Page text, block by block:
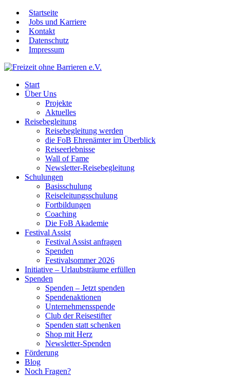
Startseite
Jobs und Karriere
Kontakt
Datenschutz
Impressum
Start
Über Uns
Projekte
Aktuelles
Reisebegleitung
Reisebegleitung werden
die FoB Ehrenämter im Überblick
Reiseerlebnisse
Wall of Fame
Newsletter-Reisebegleitung
Schulungen
Basisschulung
Reiseleitungsschulung
Fortbildungen
Coaching
Die FoB Akademie
Festival Assist
Festival Assist anfragen
Spenden
Festivalsommer 2026
Initiative – Urlaubsträume erfüllen
Spenden
Spenden – Jetzt spenden
Spendenaktionen
Unternehmensspende
Club der Reisestifter
Spenden statt schenken
Shop mit Herz
Newsletter-Spenden
Förderung
Blog
Noch Fragen?